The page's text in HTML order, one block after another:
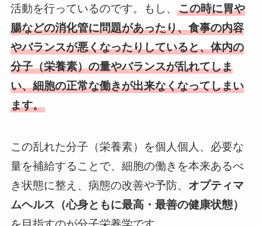
活動を行っているのです。もし、 この時に胃や
腸などの消化管に問題があったり、食事の内容
やバランスが悪くなったりしていると、体内の
分子（栄養素）の量やバランスが乱れてしま
い、細胞の正常な働きが出来なくなってしまい
ます。
この乱れた分子（栄養素）を個人個人、必要な
量を補給することで、細胞の働きを本来あるべ
き状態に整え、病態の改善や予防、 オプティマ
ムヘルス（心身ともに最高・最善の健康状態）